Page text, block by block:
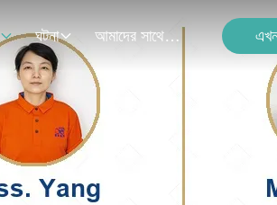
ঘটনা আমাদের সাথে যোগাযোগ